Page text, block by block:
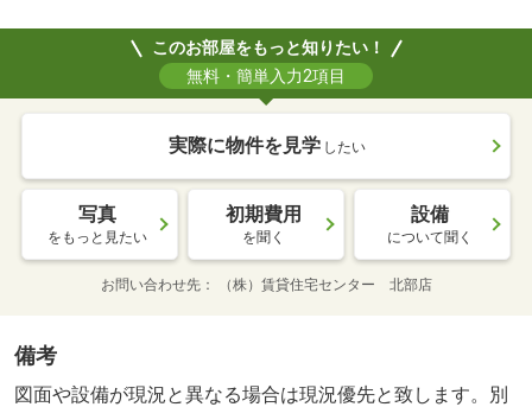
このお部屋をもっと知りたい！
無料・簡単入力2項目
実際に物件を見学 したい
写真
をもっと見たい
初期費用
を聞く
設備
について聞く
お問い合わせ先 （株）賃貸住宅センター 北部店
備考
図面や設備が現況と異なる場合は現況優先と致します。別